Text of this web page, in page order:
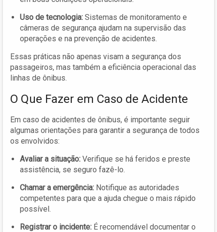
Uso de tecnologia: Sistemas de monitoramento e
câmeras de segurança ajudam na supervisão das
operações e na prevenção de acidentes.
Essas práticas não apenas visam a segurança dos
passageiros, mas também a eficiência operacional das
linhas de ônibus.
O Que Fazer em Caso de Acidente
Em caso de acidentes de ônibus, é importante seguir
algumas orientações para garantir a segurança de todos
os envolvidos:
Avaliar a situação: Verifique se há feridos e preste
assistência, se seguro fazê-lo.
Chamar a emergência: Notifique as autoridades
competentes para que a ajuda chegue o mais rápido
possível.
Registrar o incidente: É recomendável documentar o